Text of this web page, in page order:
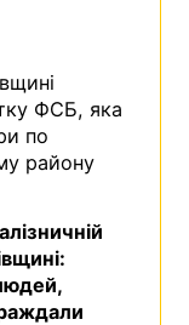
ФСБ, яка
по
району